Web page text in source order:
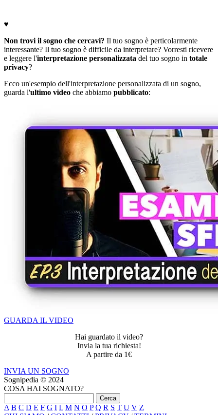
♥
Non trovi il sogno che cercavi? Il tuo sogno è perticolarmente
interessante? Il tuo sogno è difficile da interpretare? Vorresti ricevere
e leggere l'interpretazione personalizzata del tuo sogno in totale
privacy?
Ecco un'esempio dell'interpretazione personalizzata di un sogno,
guarda l'ultimo video che abbiamo pubblicato:
GUARDA IL VIDEO
Hai guardato il video?
Invia la tua richiesta!
A partire da 1€
INVIA UN SOGNO
Sognipedia © 2024
COSA HAI SOGNATO?
A B C D E F G I L M N O P Q R S T U V Z